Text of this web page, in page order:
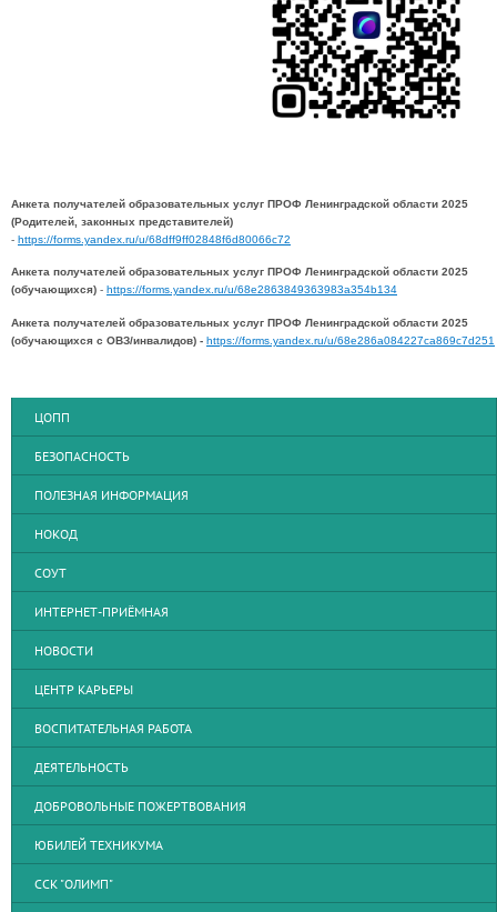
Анкета получателей образовательных услуг ПРОФ Ленинградской области 2025
(Родителей, законных представителей)
- https://forms.yandex.ru/u/68dff9ff02848f6d80066c72
Анкета получателей образовательных услуг ПРОФ Ленинградской области 2025
(обучающихся) - https://forms.yandex.ru/u/68e2863849363983a354b134
Анкета получателей образовательных услуг ПРОФ Ленинградской области 2025
(обучающихся с ОВЗ/инвалидов) - https://forms.yandex.ru/u/68e286a084227ca869c7d251
ЦОПП
БЕЗОПАСНОСТЬ
ПОЛЕЗНАЯ ИНФОРМАЦИЯ
НОКОД
СОУТ
ИНТЕРНЕТ-ПРИЁМНАЯ
НОВОСТИ
ЦЕНТР КАРЬЕРЫ
ВОСПИТАТЕЛЬНАЯ РАБОТА
ДЕЯТЕЛЬНОСТЬ
ДОБРОВОЛЬНЫЕ ПОЖЕРТВОВАНИЯ
ЮБИЛЕЙ ТЕХНИКУМА
ССК "ОЛИМП"